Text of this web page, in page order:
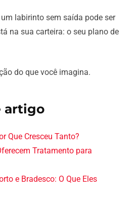
labirinto sem saída pode ser
na sua carteira: o seu plano de
do que você imagina.
artigo
Que Cresceu Tanto?
Tratamento para
e Bradesco: O Que Eles